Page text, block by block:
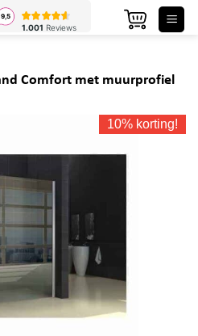
Comfort met muurprofiel
10% korting!